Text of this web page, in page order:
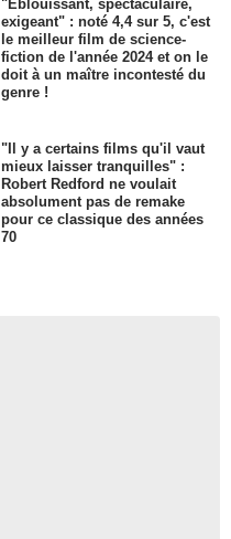
"Eblouissant, spectaculaire,
exigeant" : noté 4,4 sur 5, c'est
le meilleur film de science-
fiction de l'année 2024 et on le
doit à un maître incontesté du
genre !
"Il y a certains films qu'il vaut
mieux laisser tranquilles" :
Robert Redford ne voulait
absolument pas de remake
pour ce classique des années
70